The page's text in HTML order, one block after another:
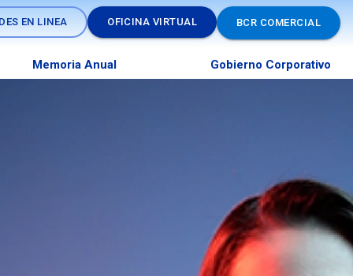
Memoria Anual Gobierno Corporativo
EN LINEA OFICINA VIRTUAL BCR COMERCIAL